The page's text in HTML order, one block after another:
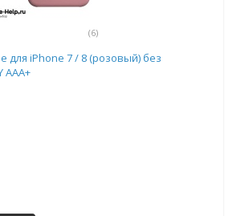
(6)
для iPhone 7 / 8 (розовый) без
AAA+